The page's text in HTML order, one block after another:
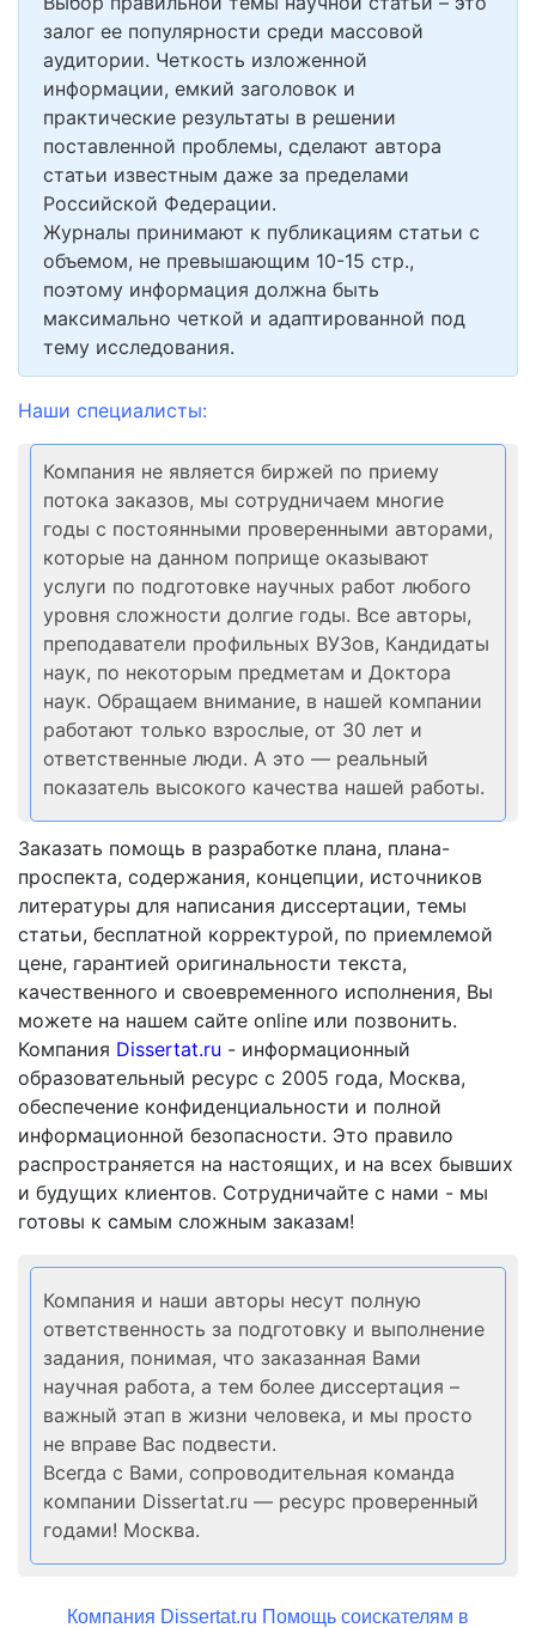
залог ее популярности среди массовой
аудитории. Четкость изложенной
информации, емкий заголовок и
практические результаты в решении
поставленной проблемы, сделают автора
статьи известным даже за пределами
Российской Федерации.
Журналы принимают к публикациям статьи с
объемом, не превышающим 10-15 стр.,
поэтому информация должна быть
максимально четкой и адаптированной под
тему исследования.
Наши специалисты:
Компания не является биржей по приему
потока заказов, мы сотрудничаем многие
годы с постоянными проверенными авторами,
которые на данном поприще оказывают
услуги по подготовке научных работ любого
уровня сложности долгие годы. Все авторы,
преподаватели профильных ВУЗов, Кандидаты
наук, по некоторым предметам и Доктора
наук. Обращаем внимание, в нашей компании
работают только взрослые, от 30 лет и
ответственные люди. А это — реальный
показатель высокого качества нашей работы.
Заказать помощь в разработке плана, плана-
проспекта, содержания, концепции, источников
литературы для написания диссертации, темы
статьи, бесплатной корректурой, по приемлемой
цене, гарантией оригинальности текста,
качественного и своевременного исполнения, Вы
можете на нашем сайте online или позвонить.
Компания Dissertat.ru - информационный
образовательный ресурс с 2005 года, Москва,
обеспечение конфиденциальности и полной
информационной безопасности. Это правило
распространяется на настоящих, и на всех бывших
и будущих клиентов. Сотрудничайте с нами - мы
готовы к самым сложным заказам!
Компания и наши авторы несут полную
ответственность за подготовку и выполнение
задания, понимая, что заказанная Вами
научная работа, а тем более диссертация –
важный этап в жизни человека, и мы просто
не вправе Вас подвести.
Всегда с Вами, сопроводительная команда
компании Dissertat.ru — ресурс проверенный
годами! Москва.
Компания Dissertat.ru Помощь соискателям в